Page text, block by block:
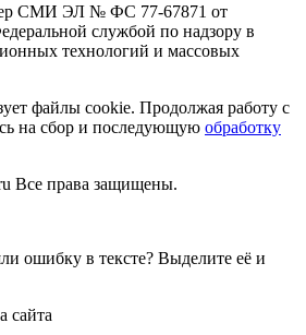
СМИ ЭЛ № ФС 77-67871 от
службой по надзору в
технологий и массовых
файлы cookie. Продолжая работу с
на сбор и последующую обработку
Все права защищены.
ошибку в тексте? Выделите её и
сайта